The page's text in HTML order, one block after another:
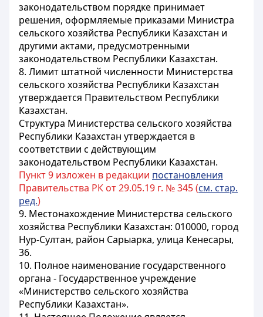
законодательством порядке принимает
решения, оформляемые приказами Министра
сельского хозяйства Республики Казахстан и
другими актами, предусмотренными
законодательством Республики Казахстан.
8. Лимит штатной численности Министерства
сельского хозяйства Республики Казахстан
утверждается Правительством Республики
Казахстан.
Структура Министерства сельского хозяйства
Республики Казахстан утверждается в
соответствии с действующим
законодательством Республики Казахстан.
Пункт 9 изложен в редакции постановления
Правительства РК от 29.05.19 г. № 345 (см. стар.
ред.)
9. Местонахождение Министерства сельского
хозяйства Республики Казахстан: 010000, город
Нур-Султан, район Сарыарка, улица Кенесары,
36.
10. Полное наименование государственного
органа - Государственное учреждение
«Министерство сельского хозяйства
Республики Казахстан».